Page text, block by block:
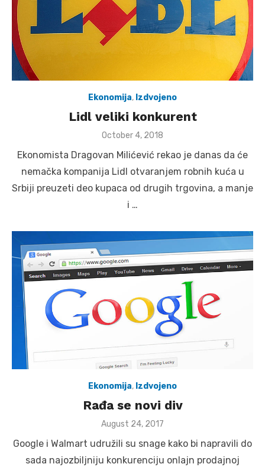
Ekonomija, Izdvojeno
Lidl veliki konkurent
Posted
October 4, 2018
Ekonomista Dragovan Milićević rekao je danas da će
nemačka kompanija Lidl otvaranjem robnih kuća u
Srbiji preuzeti deo kupaca od drugih trgovina, a manje
i …
Ekonomija, Izdvojeno
Rađa se novi div
Posted
August 24, 2017
Google i Walmart udružili su snage kako bi napravili do
sada najozbiljniju konkurenciju onlajn prodajnoj